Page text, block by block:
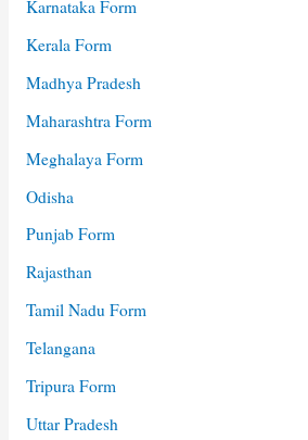
Karnataka Form
Kerala Form
Madhya Pradesh
Maharashtra Form
Meghalaya Form
Odisha
Punjab Form
Rajasthan
Tamil Nadu Form
Telangana
Tripura Form
Uttar Pradesh